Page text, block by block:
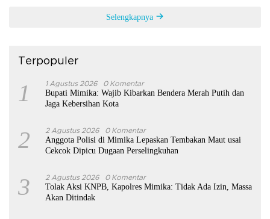
Selengkapnya
Terpopuler
1 1 Agustus 2026 0 Komentar
Bupati Mimika: Wajib Kibarkan Bendera Merah Putih dan
Jaga Kebersihan Kota
2 2 Agustus 2026 0 Komentar
Anggota Polisi di Mimika Lepaskan Tembakan Maut usai
Cekcok Dipicu Dugaan Perselingkuhan
3 2 Agustus 2026 0 Komentar
Tolak Aksi KNPB, Kapolres Mimika: Tidak Ada Izin, Massa
Akan Ditindak